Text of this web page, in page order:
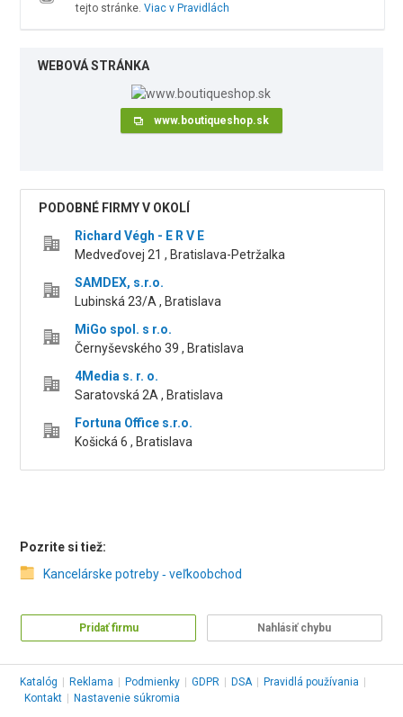
tejto stránke. Viac v Pravidlách
WEBOVÁ STRÁNKA
www.boutiqueshop.sk
PODOBNÉ FIRMY V OKOLÍ
Richard Végh - E R V E
Medveďovej 21 , Bratislava-Petržalka
SAMDEX, s.r.o.
Lubinská 23/A , Bratislava
MiGo spol. s r.o.
Černyševského 39 , Bratislava
4Media s. r. o.
Saratovská 2A , Bratislava
Fortuna Office s.r.o.
Košická 6 , Bratislava
Pozrite si tiež:
Kancelárske potreby ‑ veľkoobchod
Pridať firmu Nahlásiť chybu
Katalóg Reklama Podmienky GDPR DSA Pravidlá používania
Kontakt
Nastavenie súkromia